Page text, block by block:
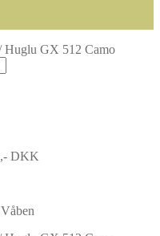
Huglu GX 512 Camo
DKK